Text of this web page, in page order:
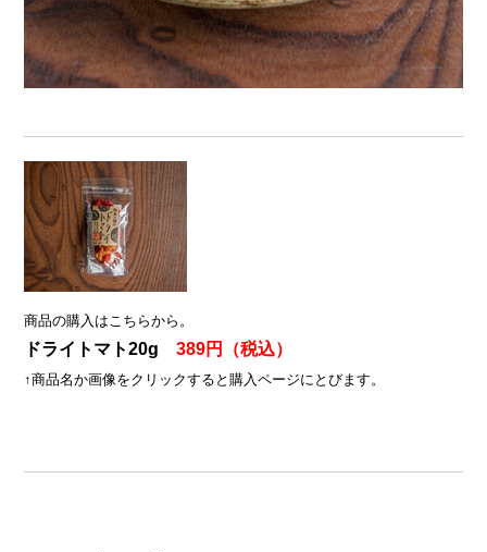
商品の購入はこちらから。
ドライトマト20g 389円（税込）
↑商品名か画像をクリックすると購入ページにとびます。